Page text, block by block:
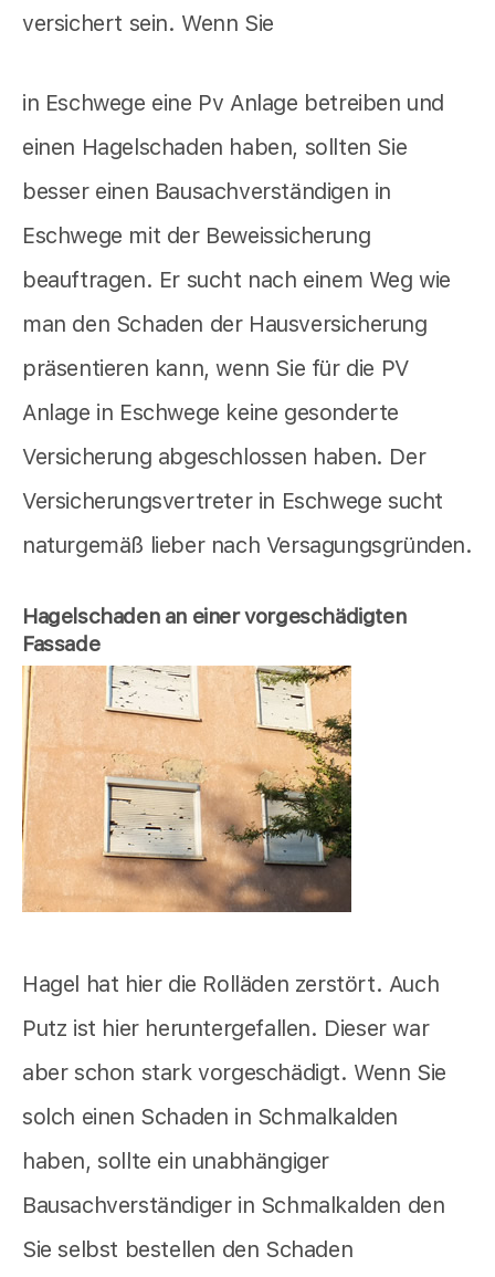
versichert sein. Wenn Sie
in Eschwege eine Pv Anlage betreiben und
einen Hagelschaden haben, sollten Sie
besser einen Bausachverständigen in
Eschwege mit der Beweissicherung
beauftragen. Er sucht nach einem Weg wie
man den Schaden der Hausversicherung
präsentieren kann, wenn Sie für die PV
Anlage in Eschwege keine gesonderte
Versicherung abgeschlossen haben. Der
Versicherungsvertreter in Eschwege sucht
naturgemäß lieber nach Versagungsgründen.
Hagelschaden an einer vorgeschädigten
Fassade
Hagel hat hier die Rolläden zerstört. Auch
Putz ist hier heruntergefallen. Dieser war
aber schon stark vorgeschädigt. Wenn Sie
solch einen Schaden in Schmalkalden
haben, sollte ein unabhängiger
Bausachverständiger in Schmalkalden den
Sie selbst bestellen den Schaden